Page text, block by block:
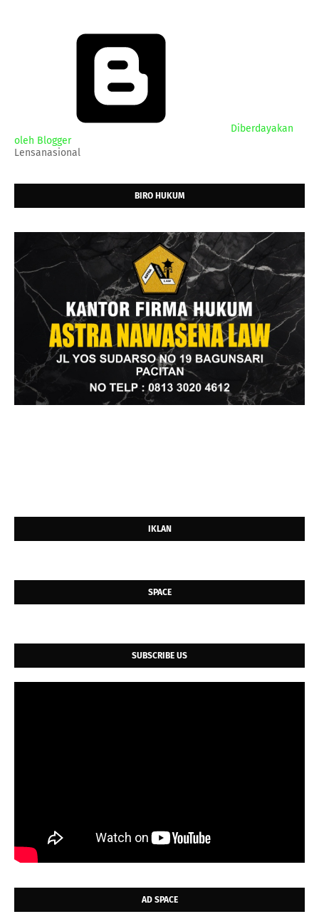
Diberdayakan
oleh Blogger
Lensanasional
BIRO HUKUM
IKLAN
SPACE
SUBSCRIBE US
AD SPACE